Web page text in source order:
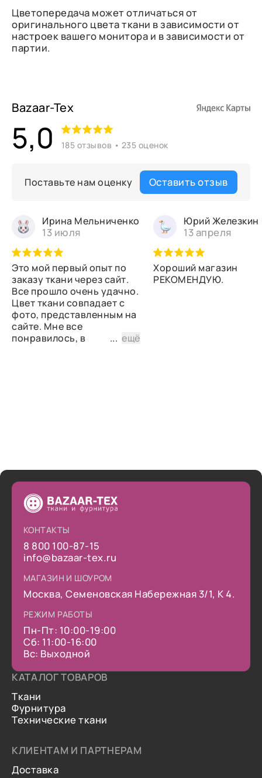
Цветопередача может отличаться от
оригинального цвета ткани в зависимости от
настроек вашего монитора и в зависимости от
партии.
Bazaar-Tex
5,0 185 отзывов • 235 оценок
Поставьте нам оценку Оставить отзыв
Ирина Мельниченко
13 июля
Это мой первый опыт по
заказу ткани через сайт.
Все прошло очень удачно.
Цвет ткани совпадает с
фото, представленным на
сайте. Мне все
понравилось, в
...ещё
Юрий Железкин
13 апреля
Хороший магазин
РЕКОМЕНДУЮ.
КОНТАКТЫ
8 800 100-87-15
info@bazaar-tex.ru
МАГАЗИН И ШОУРОМ
Москва, Семеновская Набережная 3/1, К 4.
РЕЖИМ РАБОТЫ
Пн-Пт: 10:00-19:00
Сб: 11:00-16:00
Вс: Выходной
КАТАЛОГ ТОВАРОВ
Ткани
Фурнитура
Технические ткани
КЛИЕНТАМ И ПАРТНЕРАМ
Доставка